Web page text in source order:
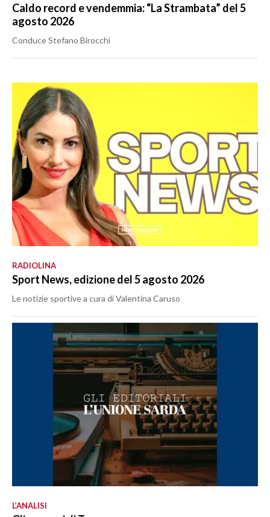
Caldo record e vendemmia: “La Strambata” del 5
agosto 2026
Conduce Stefano Birocchi
RADIOLINA
Sport News, edizione del 5 agosto 2026
Le notizie sportive a cura di Valentina Caruso
L’ANALISI